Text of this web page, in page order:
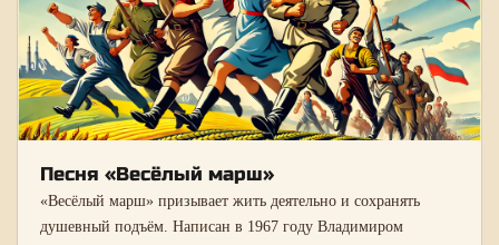
Песня «Весёлый марш»
«Весёлый марш» призывает жить деятельно и сохранять
душевный подъём. Написан в 1967 году Владимиром